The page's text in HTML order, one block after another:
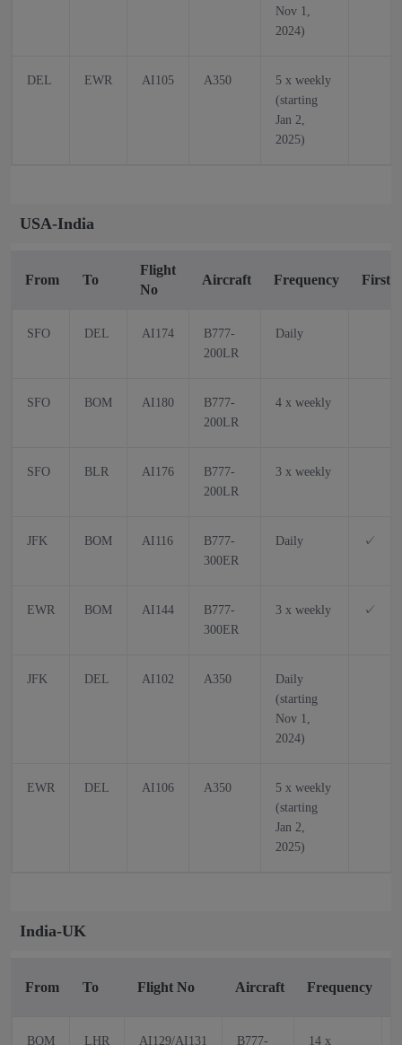
Nov 1,
2024)
DEL EWR AI105 A350
5 x weekly
(starting
Jan 2,
2025)
USA-India
From To
Flight
No
Aircraft Frequency First
SFO DEL AI174
B777-
200LR
Daily
SFO BOM AI180
B777-
200LR
4 x weekly
SFO BLR AI176
B777-
200LR
3 x weekly
JFK BOM AI116
B777-
300ER
Daily ✓
EWR BOM AI144
B777-
300ER
3 x weekly ✓
JFK DEL AI102 A350
Daily
(starting
Nov 1,
2024)
EWR DEL AI106 A350
5 x weekly
(starting
Jan 2,
2025)
India-UK
From To Flight No Aircraft Frequency
BOM LHR AI129/AI131 B777- 14 x